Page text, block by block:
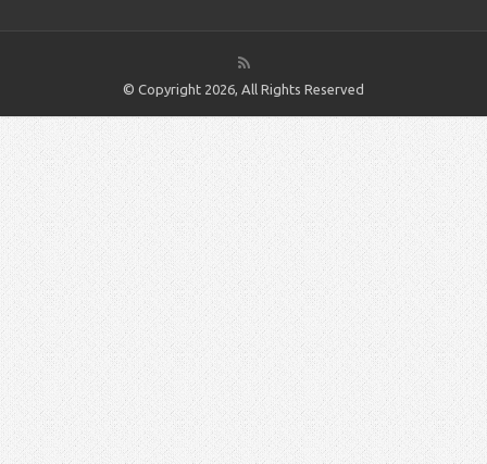
© Copyright 2026, All Rights Reserved